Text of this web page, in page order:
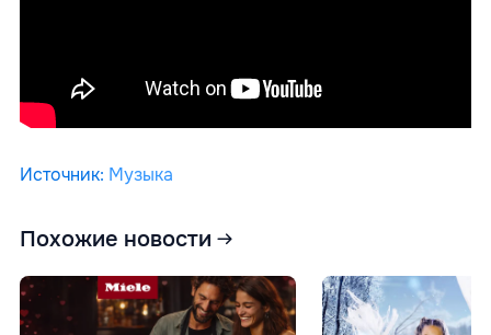
Источник: Музыка
Похожие новости